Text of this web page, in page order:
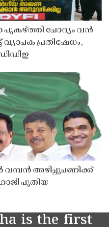
പുകഴ്ത്തി ചോദ്യം വൻ
പ്രതിഷേധം,
വമ്പൻ അഴിച്ചുപണിക്ക്
പുതിയ
is the first